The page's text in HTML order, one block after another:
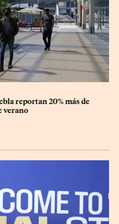
reportan 20% más de
verano